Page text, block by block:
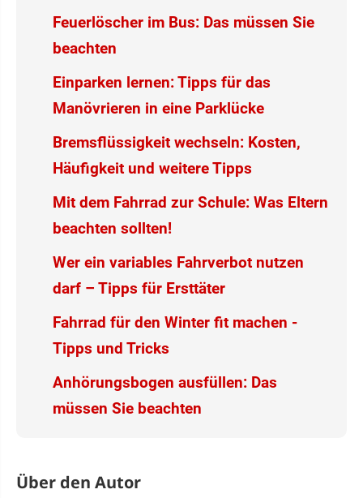
Feuerlöscher im Bus: Das müssen Sie
beachten
Einparken lernen: Tipps für das
Manövrieren in eine Parklücke
Bremsflüssigkeit wechseln: Kosten,
Häufigkeit und weitere Tipps
Mit dem Fahrrad zur Schule: Was Eltern
beachten sollten!
Wer ein variables Fahrverbot nutzen
darf – Tipps für Ersttäter
Fahrrad für den Winter fit machen -
Tipps und Tricks
Anhörungsbogen ausfüllen: Das
müssen Sie beachten
Über den Autor